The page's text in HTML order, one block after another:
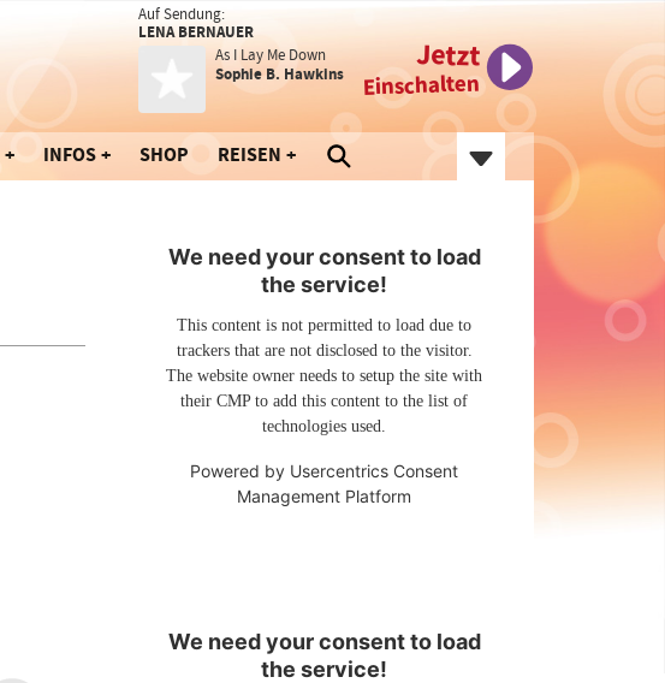
Auf Sendung:
LENA BERNAUER
As I Lay Me Down
Sophie B. Hawkins
Jetzt
Einschalten
INFOS SHOP REISEN
We need your consent to load
the service!
This content is not permitted to load due to
trackers that are not disclosed to the visitor.
The website owner needs to setup the site with
their CMP to add this content to the list of
technologies used.
Powered by Usercentrics Consent
Management Platform
We need your consent to load
the service!